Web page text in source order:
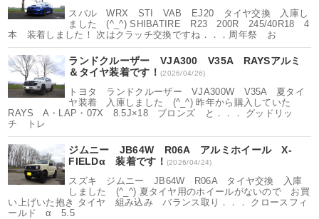
スバル WRX STI VAB EJ20 タイヤ交換 入庫し
ました (^_^) SHIBATIRE R23 200R 245/40R18 4
本 装着しました！ 次はクラッチ交換ですね．．．周年祭 お
ランドクルーザー VJA300 V35A RAYSアルミ
＆タイヤ装着です！ (2026/04/26)
トヨタ ランドクルーザー VJA300W V35A 夏タイ
ヤ装着 入庫しました (^_^) 昨年から購入していた
RAYS A・LAP・07X 8.5J×18 ブロンズ と．．． グッドリッ
チ トレ
ジムニー JB64W R06A アルミホイール X-
FIELDα 装着です！ (2026/04/24)
スズキ ジムニー JB64W R06A タイヤ交換 入庫
しました (^_^) 夏タイヤ用のホイールがないので お買
い上げいた抱き タイヤ 組み込み バランス取り．．． クロースフィ
ールド α 5.5